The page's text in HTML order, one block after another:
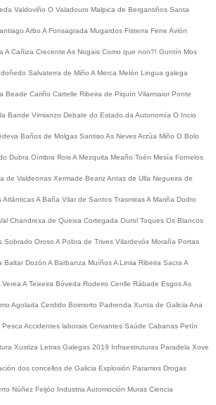
Valdoviño O Valadouro Malpica de Bergantiños Santa
Arbo A Fonsagrada Mugardos Fisterra Fene Avión
A Cañiza Crecente As Nogais Como que non?! Guntín Mos
Salvaterra de Miño A Merca Melón Lingua galega
Beade Cariño Cartelle Ribeira de Piquín Vilarmaior Ponte
Bande Vimianzo Debate do Estado da Autonomía O Incio
Baños de Molgas Santiso As NevesArzúa Miño O Bolo
Dubra Oímbra RoisA Mezquita Meaño Toén Mesía Fornelos
de Valdeorras Xermade BearizAntas de Ulla Negueira de
AtlánticasA Baña Vilar de Santos TrasmirasA Mariña Dodro
Chandrexa de Queixa Cortegada Ourol Toques Os Blancos
Sobrado Oroso A Pobra de Trives Vilardevós Moraña Portas
Baltar Dozón A Barbanza MuíñosA Limia Ribeira Sacra A
Verea A Teixeira Bóveda Rodeiro Cenlle Rábade EsgosAs
Agolada Cerdido Boimorto Padrenda Xunta de Galicia Ana
Pesca Accidentes laborais Cervantes Saúde Cabanas Petín
Xustiza Letras Galegas 2019 Infraestruturas Paradela Xove
dos concellos de Galicia Explosión Paramos Drogas
Núñez Feijóo Industria Automoción Muras Ciencia